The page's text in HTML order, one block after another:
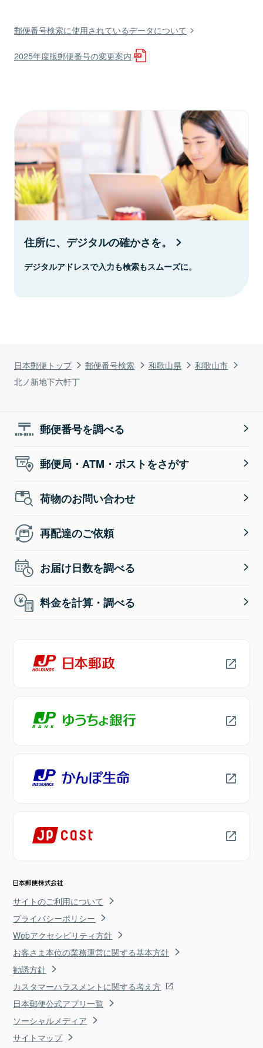
日本郵便トップ 郵便番号検索 和歌山県
和歌山市
北ノ新地下六軒丁
郵便番号検索に使用されているデータについて
2025年度版郵便番号の変更案内
住所に、デジタルの確かさを。
デジタルアドレスで入力も検索もスムーズに。
郵便番号を調べる
郵便局・ATM・ポストをさがす
荷物のお問い合わせ
再配達のご依頼
お届け日数を調べる
料金を計算・調べる
サイトのご利用について
プライバシーポリシー
Webアクセシビリティ方針
お客さま本位の業務運営に関する基本方針
勧誘方針
カスタマーハラスメントに関する考え方
日本郵便公式アプリ一覧
ソーシャルメディア
サイトマップ